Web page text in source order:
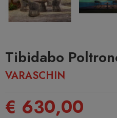
Tibidabo
VARASCHIN
€ 630,00